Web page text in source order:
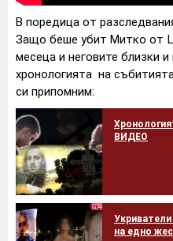
В поредица от
Защо беше убит Митко от
месеца и неговите близки
хронологията на
си припомним:
ВИДЕО
на едно